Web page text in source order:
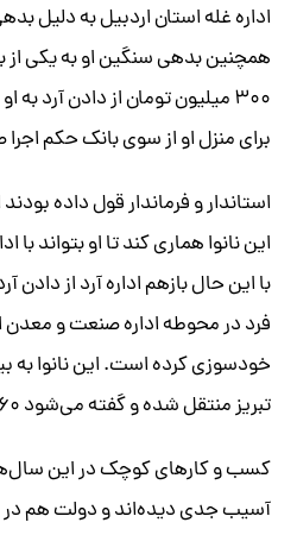
اداره غله استان اردبیل به دلیل
همچنین بدهی سنگین او به یکی
۳۰۰ میلیون تومان از دادن آرد
برای منزل او از سوی بانک حکم
استاندار و فرماندار قول داده
این نانوا هماری کند تا او بتواند با
با این حال بازهم اداره آرد از دادن
فرد در محوطه اداره صنعت و معدن
خودسوزی کرده است. این نانوا به
تبریز منتقل شده و گفته می‌شود ۶۰ درصد سوختگی دارد.
کسب و کارهای کوچک در این
آسیب جدی دیده‌اند و دولت هم در